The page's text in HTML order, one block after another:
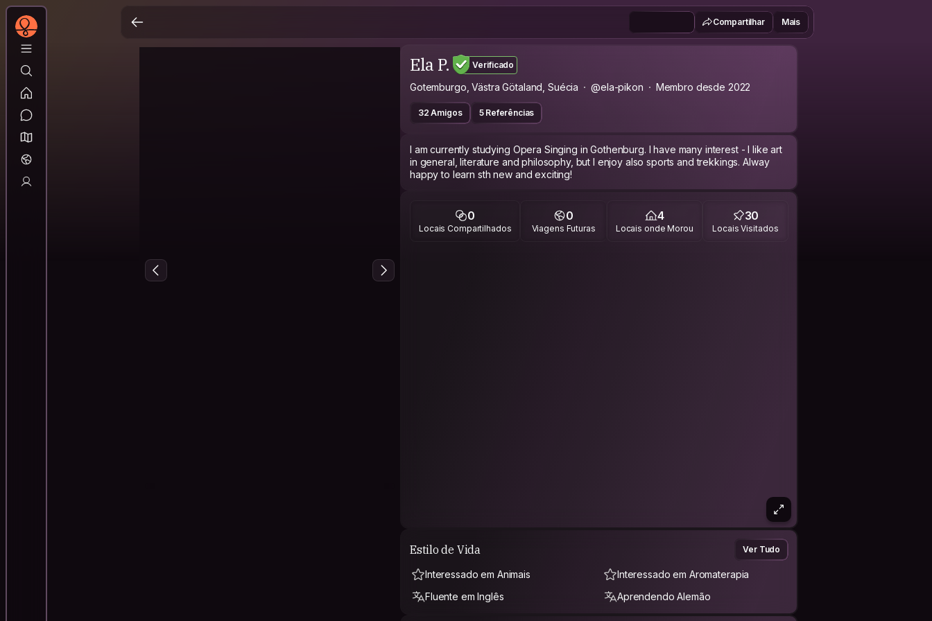
Compartilhar Mais
Ela P. Verificado
Gotemburgo, Västra Götaland, Suécia @ela-pikon Membro desde 2022
32 Amigos 5 Referências
I am currently studying Opera Singing in Gothenburg. I have many interest - I like art
in general, literature and philosophy, but I enjoy also sports and trekkings. Alway
happy to learn sth new and exciting!
0
Locais Compartilhados
0
Viagens Futuras
4
Locais onde Morou
30
Locais Visitados
Estilo de Vida Ver Tudo
Interessado em Animais
Interessado em Aromaterapia
Fluente em Inglês
Aprendendo Alemão